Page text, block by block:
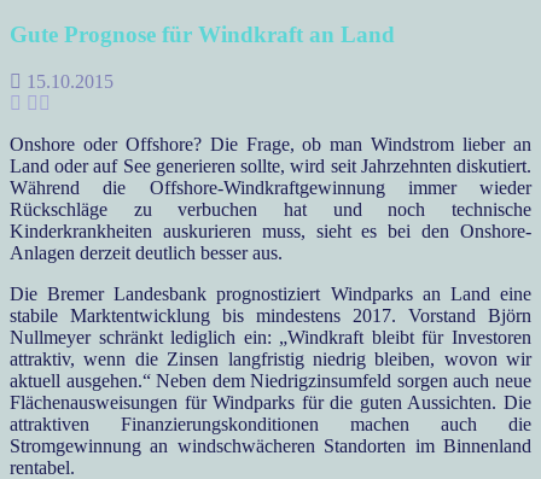
Gute Prognose für Windkraft an Land
15.10.2015
Onshore oder Offshore? Die Frage, ob man Windstrom lieber an
Land oder auf See generieren sollte, wird seit Jahrzehnten diskutiert.
Während die Offshore-Windkraftgewinnung immer wieder
Rückschläge zu verbuchen hat und noch technische
Kinderkrankheiten auskurieren muss, sieht es bei den Onshore-
Anlagen derzeit deutlich besser aus.
Die Bremer Landesbank prognostiziert Windparks an Land eine
stabile Marktentwicklung bis mindestens 2017. Vorstand Björn
Nullmeyer schränkt lediglich ein: „Windkraft bleibt für Investoren
attraktiv, wenn die Zinsen langfristig niedrig bleiben, wovon wir
aktuell ausgehen.“ Neben dem Niedrigzinsumfeld sorgen auch neue
Flächenausweisungen für Windparks für die guten Aussichten. Die
attraktiven Finanzierungskonditionen machen auch die
Stromgewinnung an windschwächeren Standorten im Binnenland
rentabel.